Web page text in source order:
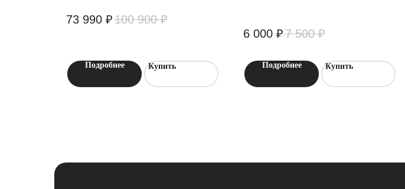
73 990 ₽100 900 ₽
Подробнее Купить
6 000 ₽7 500 ₽
Подробнее Купить